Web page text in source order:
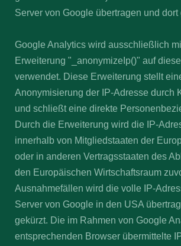
Server von Google übertragen und dort
Google Analytics wird ausschließlich
Erweiterung "_anonymizeIp()" auf
verwendet. Diese Erweiterung stellt
Anonymisierung der IP-Adresse durch
und schließt eine direkte
Durch die Erweiterung wird die IP-
innerhalb von Mitgliedstaaten der
oder in anderen Vertragsstaaten des
den Europäischen Wirtschaftsraum
Ausnahmefällen wird die volle IP-
Server von Google in den USA
gekürzt. Die im Rahmen von Google
entsprechenden Browser übermittelte